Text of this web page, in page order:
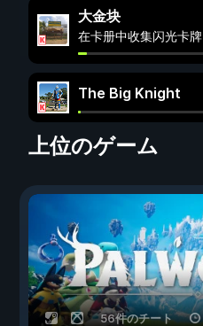
大金块
在卡册中收集闪光卡牌
The Big Knight
上位のゲーム
56件のチート